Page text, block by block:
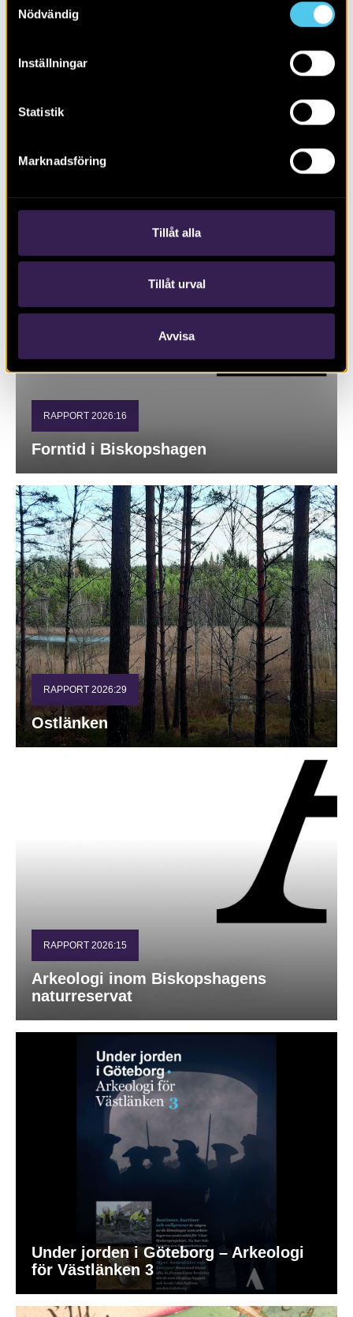
Nödvändig
Inställningar
Statistik
Marknadsföring
Tillåt alla
Tillåt urval
Avvisa
RAPPORT 2026:16
Forntid i Biskopshagen
RAPPORT 2026:29
Ostlänken
RAPPORT 2026:15
Arkeologi inom Biskopshagens
naturreservat
Under jorden i Göteborg – Arkeologi
för Västlänken 3